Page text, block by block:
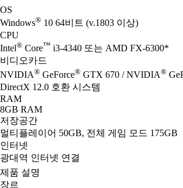
OS
Windows® 10 64비트 (v.1803 이상)
CPU
Intel® Core™ i3-4340 또는 AMD FX-6300*
비디오카드
NVIDIA® GeForce® GTX 670 / NVIDIA®
DirectX 12.0 호환 시스템
RAM
8GB RAM
저장공간
멀티플레이어 50GB, 전체 게임 모드 175GB
인터넷
광대역 인터넷 연결
제품 설명
장르